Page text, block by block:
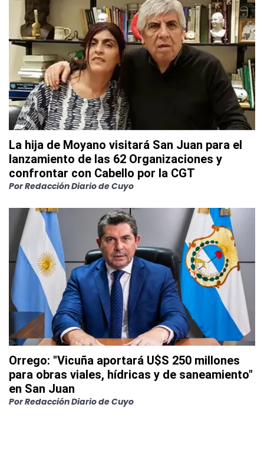
La hija de Moyano visitará San Juan para el
lanzamiento de las 62 Organizaciones y
confrontar con Cabello por la CGT
PorRedacción Diario de Cuyo
Orrego: "Vicuña aportará U$S 250 millones
para obras viales, hídricas y de saneamiento"
en San Juan
PorRedacción Diario de Cuyo